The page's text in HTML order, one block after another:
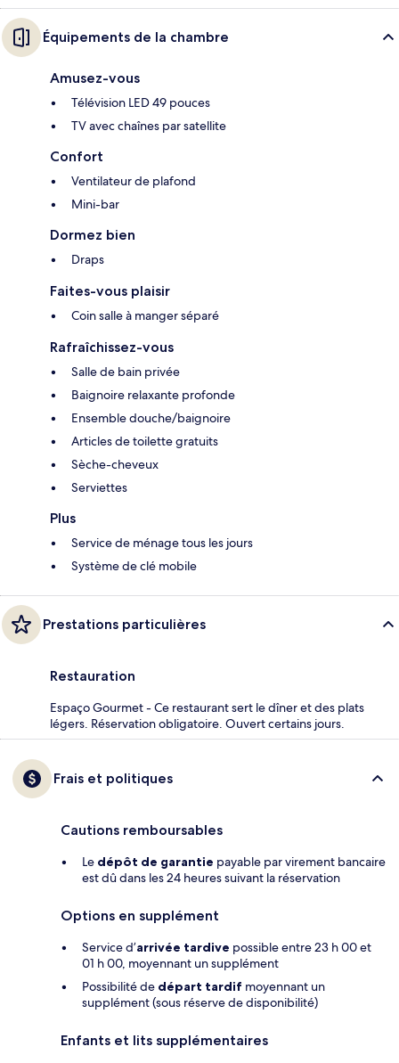
Équipements de la chambre
Amusez-vous
Télévision LED 49 pouces
TV avec chaînes par satellite
Confort
Ventilateur de plafond
Mini-bar
Dormez bien
Draps
Faites-vous plaisir
Coin salle à manger séparé
Rafraîchissez-vous
Salle de bain privée
Baignoire relaxante profonde
Ensemble douche/baignoire
Articles de toilette gratuits
Sèche-cheveux
Serviettes
Plus
Service de ménage tous les jours
Système de clé mobile
Prestations particulières
Restauration
Espaço Gourmet - Ce restaurant sert le dîner et des plats
légers. Réservation obligatoire. Ouvert certains jours.
Frais et politiques
Cautions remboursables
Le dépôt de garantie payable par virement bancaire
est dû dans les 24 heures suivant la réservation
Options en supplément
Service d’arrivée tardive possible entre 23 h 00 et
01 h 00, moyennant un supplément
Possibilité de départ tardif moyennant un
supplément (sous réserve de disponibilité)
Enfants et lits supplémentaires